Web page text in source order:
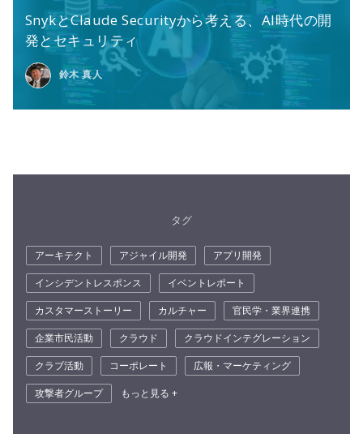
SnykとClaude Securityから考える、AI時代の開
発とセキュリティ
鈴木 真人
タグ
アーキテクト アジャイル開発
アプリ開発
インシデントレスポンス
イベントレポート
カスタマーストーリー
カルチャー
官民学・業界連携
企業市民活動
クラウド
クラウドインテグレーション
クラブ活動
コーポレート
広報・マーケティング
攻撃者グループ
もっと見る +